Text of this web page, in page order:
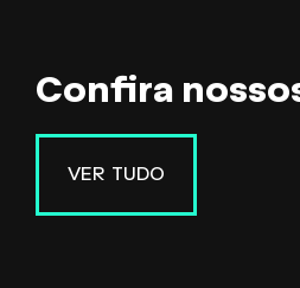
Confira
VER TUDO